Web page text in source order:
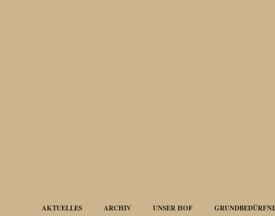
AKTUELLES ARCHIV UNSER HOF